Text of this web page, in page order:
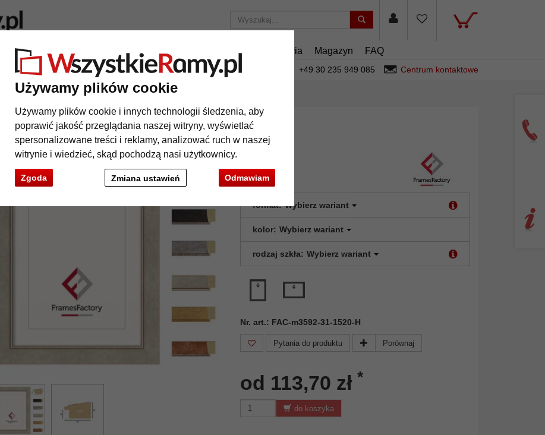
Używamy plików cookie
Używamy plików cookie i innych technologii śledzenia, aby
poprawić jakość przeglądania naszej witryny, wyświetlać
spersonalizowane treści i reklamy, analizować ruch w naszej
witrynie i wiedzieć, skąd pochodzą nasi użytkownicy.
Zgoda Odmawiam
Zmiana ustawień
Marka Ramy do obrazów na wymiar Passe-partout Akcesoria Magazyn FAQ
Tylko 25,95 złza wysyłkę. +49 30 235 949 085 Centrum kontaktowe
Drewniana rama Georgina
rama Georgina
format: Wybierz wariant
kolor: Wybierz wariant
rodzaj szkła: Wybierz wariant
Nr. art.: FAC-m3592-31-1520-H
Pytania do produktu Porównaj
od 113,70 zł *
do koszyka